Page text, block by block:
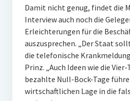
Damit nicht genug, findet die
Interview auch noch die
Erleichterungen für die
auszusprechen. „Der Staat
die telefonische
Prinz. „Auch Ideen wie die
bezahlte Null-Bock-Tage
wirtschaftlichen Lage in die